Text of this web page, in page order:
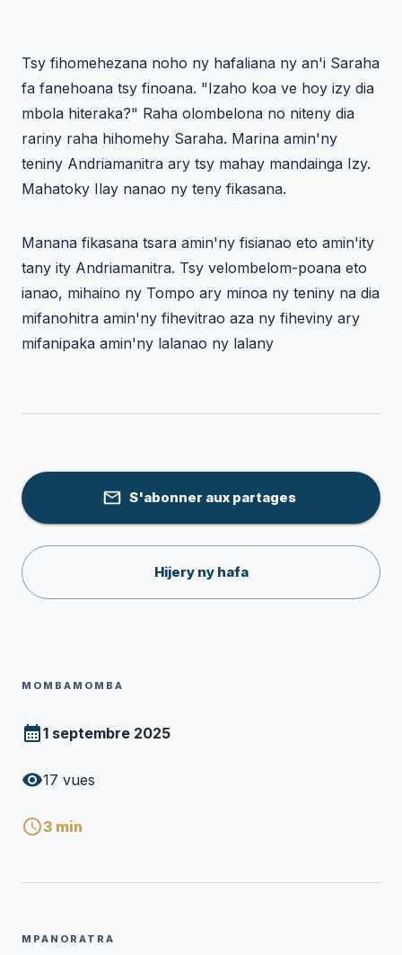
Tsy fihomehezana noho ny hafaliana ny an'i Saraha
fa fanehoana tsy finoana. "Izaho koa ve hoy izy dia
mbola hiteraka?" Raha olombelona no niteny dia
rariny raha hihomehy Saraha. Marina amin'ny
teniny Andriamanitra ary tsy mahay mandainga Izy.
Mahatoky Ilay nanao ny teny fikasana.
Manana fikasana tsara amin'ny fisianao eto amin'ity
tany ity Andriamanitra. Tsy velombelom-poana eto
ianao, mihaino ny Tompo ary minoa ny teniny na dia
mifanohitra amin'ny fihevitrao aza ny fiheviny ary
mifanipaka amin'ny lalanao ny lalany
S'abonner aux partages
Hijery ny hafa
MOMBAMOMBA
1 septembre 2025
17 vues
3 min
MPANORATRA